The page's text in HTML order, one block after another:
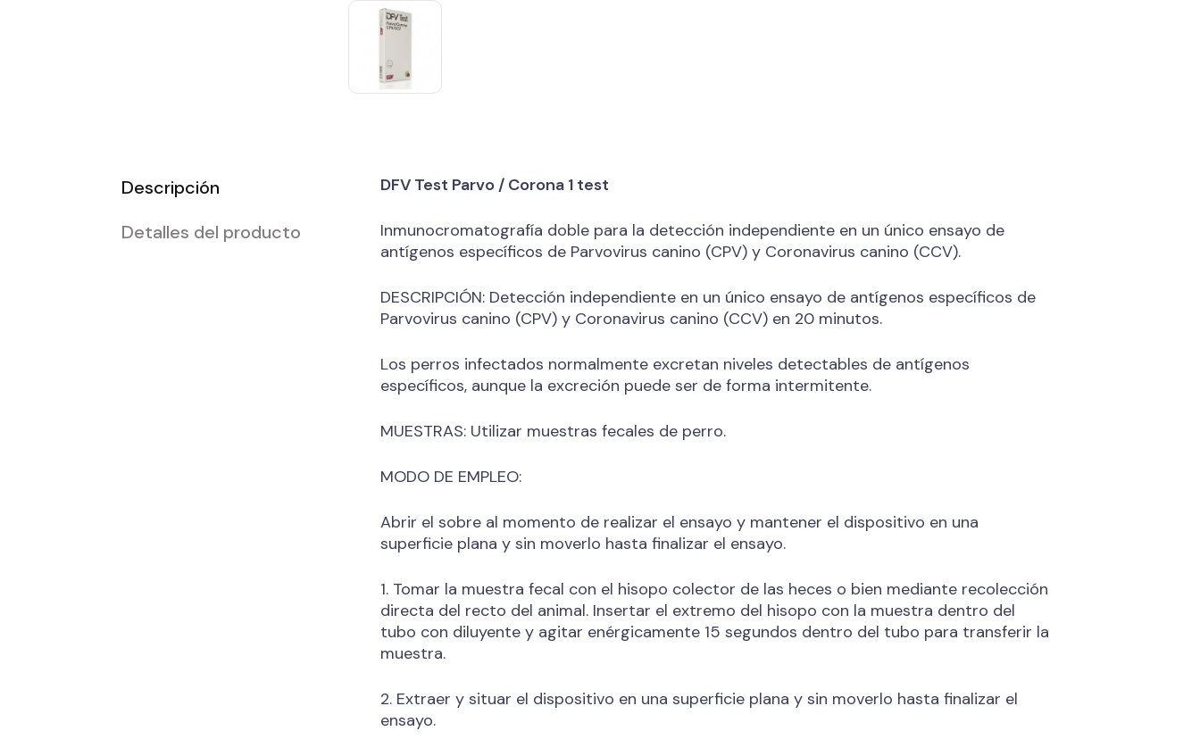
Descripción
Detalles del producto
DFV Test Parvo / Corona 1 test
Inmunocromatografía doble para la detección independiente en un único ensayo de
antígenos específicos de Parvovirus canino (CPV) y Coronavirus canino (CCV).
DESCRIPCIÓN: Detección independiente en un único ensayo de antígenos específicos de
Parvovirus canino (CPV) y Coronavirus canino (CCV) en 20 minutos.
Los perros infectados normalmente excretan niveles detectables de antígenos
específicos, aunque la excreción puede ser de forma intermitente.
MUESTRAS: Utilizar muestras fecales de perro.
MODO DE EMPLEO:
Abrir el sobre al momento de realizar el ensayo y mantener el dispositivo en una
superficie plana y sin moverlo hasta finalizar el ensayo.
1. Tomar la muestra fecal con el hisopo colector de las heces o bien mediante recolección
directa del recto del animal. Insertar el extremo del hisopo con la muestra dentro del
tubo con diluyente y agitar enérgicamente 15 segundos dentro del tubo para transferir la
muestra.
2. Extraer y situar el dispositivo en una superficie plana y sin moverlo hasta finalizar el
ensayo.